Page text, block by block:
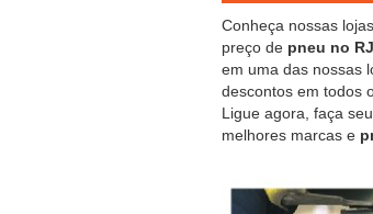
Conheça nossas
preço de pneu no RJ
em uma das nossas
descontos em todos
Ligue agora, faça
melhores marcas e